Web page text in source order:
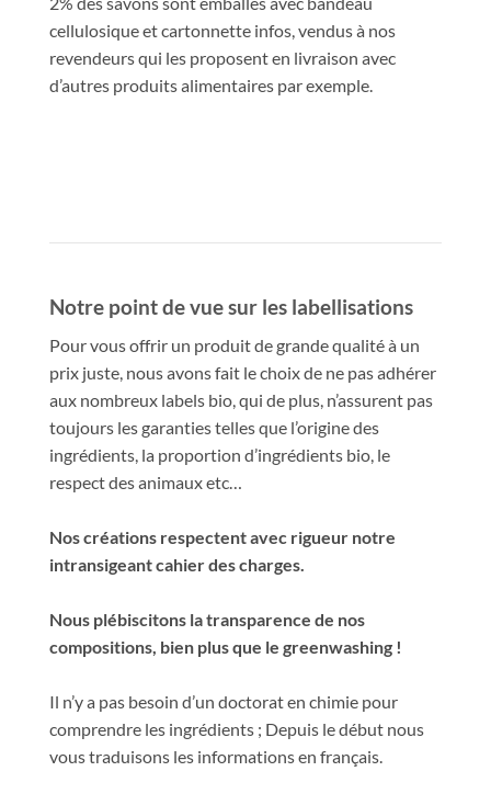
cellulosique et cartonnette infos, vendus à nos
revendeurs qui les proposent en livraison avec
d’autres produits alimentaires par exemple.
Notre point de vue sur les labellisations
Pour vous offrir un produit de grande qualité à un
prix juste, nous avons fait le choix de ne pas adhérer
aux nombreux labels bio, qui de plus, n’assurent pas
toujours les garanties telles que l’origine des
ingrédients, la proportion d’ingrédients bio, le
respect des animaux etc…
Nos créations respectent avec rigueur notre
intransigeant cahier des charges.
Nous plébiscitons la transparence de nos
compositions, bien plus que le greenwashing !
Il n’y a pas besoin d’un doctorat en chimie pour
comprendre les ingrédients ; Depuis le début nous
vous traduisons les informations en français.